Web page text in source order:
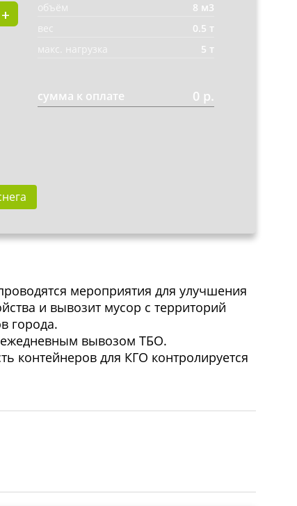
+ объём
8 м3
вес
0.5 т
макс. нагрузка
5 т
сумма к оплате 0 р.
мероприятия для улучшения
и вывозит мусор с территорий
города.
вывозом ТБО.
контейнеров для КГО контролируется